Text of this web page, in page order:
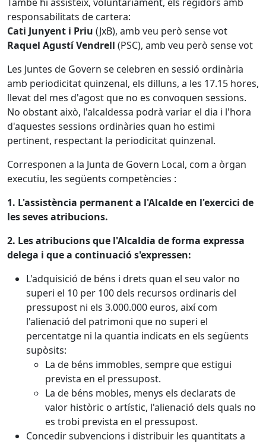
responsabilitats de cartera:
Cati Junyent i Priu (JxB), amb veu però sense vot
Raquel Agustí Vendrell (PSC), amb veu però sense vot
Les Juntes de Govern se celebren en sessió ordinària
amb periodicitat quinzenal, els dilluns, a les 17.15 hores,
llevat del mes d'agost que no es convoquen sessions.
No obstant això, l'alcaldessa podrà variar el dia i l'hora
d'aquestes sessions ordinàries quan ho estimi
pertinent, respectant la periodicitat quinzenal.
Corresponen a la Junta de Govern Local, com a òrgan
executiu, les següents competències :
1. L'assistència permanent a l'Alcalde en l'exercici de
les seves atribucions.
2. Les atribucions que l'Alcaldia de forma expressa
delega i que a continuació s'expressen:
L'adquisició de béns i drets quan el seu valor no
superi el 10 per 100 dels recursos ordinaris del
pressupost ni els 3.000.000 euros, així com
l'alienació del patrimoni que no superi el
percentatge ni la quantia indicats en els següents
supòsits:
La de béns immobles, sempre que estigui
prevista en el pressupost.
La de béns mobles, menys els declarats de
valor històric o artístic, l'alienació dels quals no
es trobi prevista en el pressupost.
Concedir subvencions i distribuir les quantitats a